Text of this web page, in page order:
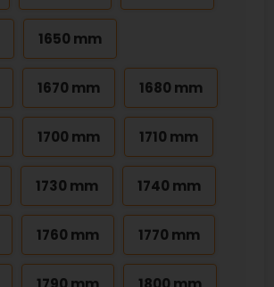
1650 mm
1670 mm 1680 mm
1700 mm 1710 mm
1730 mm 1740 mm
1760 mm 1770 mm